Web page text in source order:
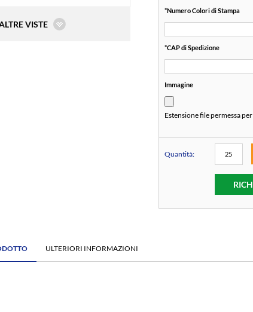
VISTE
*Numero Colori di Stampa
*CAP di Spedizione
Immagine
Estensione file permessa
Quantità:
ULTERIORI INFORMAZIONI